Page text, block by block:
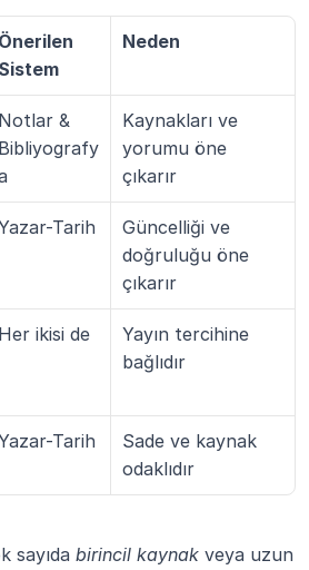
Önerilen
Sistem
Neden
Notlar &
Bibliyografy
Kaynakları ve
yorumu öne
çıkarır
Tarih
Güncelliği ve
doğruluğu öne
çıkarır
Her ikisi de
Yayın tercihine
bağlıdır
Tarih
Sade ve kaynak
odaklıdır
sayıda birincil kaynak veya uzun